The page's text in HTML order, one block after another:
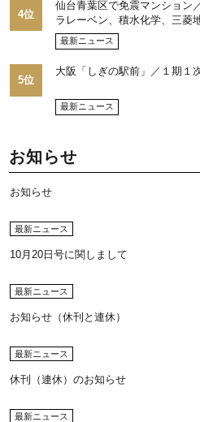
4位
仙台青葉区で免震マンション
ラレーベン、積水化学、三菱
最新ニュース
5位
大阪「しぎの駅前」／１期１
最新ニュース
お知らせ
お知らせ
最新ニュース
10月20日号に関しまして
最新ニュース
お知らせ（休刊と連休）
最新ニュース
休刊（連休）のお知らせ
最新ニュース